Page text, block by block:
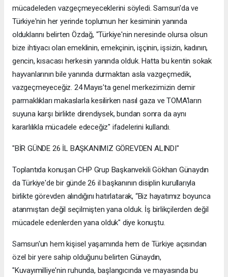
mücadeleden vazgeçmeyeceklerini söyledi. Samsun'da ve
Türkiye'nin her yerinde toplumun her kesiminin yanında
olduklarını belirten Özdağ, "Türkiye'nin neresinde olursa olsun
bize ihtiyacı olan emeklinin, emekçinin, işçinin, işsizin, kadının,
gencin, kısacası herkesin yanında olduk. Hatta bu kentin sokak
hayvanlarının bile yanında durmaktan asla vazgeçmedik,
vazgeçmeyeceğiz. 24 Mayıs'ta genel merkezimizin demir
parmaklıkları makaslarla kesilirken nasıl gaza ve TOMA'ların
suyuna karşı birlikte direndiysek, bundan sonra da aynı
kararlılıkla mücadele edeceğiz" ifadelerini kullandı.
"BİR GÜNDE 26 İL BAŞKANIMIZ GÖREVDEN ALINDI"
Toplantıda konuşan CHP Grup Başkanvekili Gökhan Günaydın
da Türkiye'de bir günde 26 il başkanının disiplin kurullarıyla
birlikte görevden alındığını hatırlatarak, “Biz hayatımız boyunca
atanmıştan değil seçilmişten yana olduk. İş birlikçilerden değil
mücadele edenlerden yana olduk" diye konuştu.
Samsun'un hem kişisel yaşamında hem de Türkiye açısından
özel bir yere sahip olduğunu belirten Günaydın,
"Kuvayımilliye'nin ruhunda, başlangıcında ve mayasında bu